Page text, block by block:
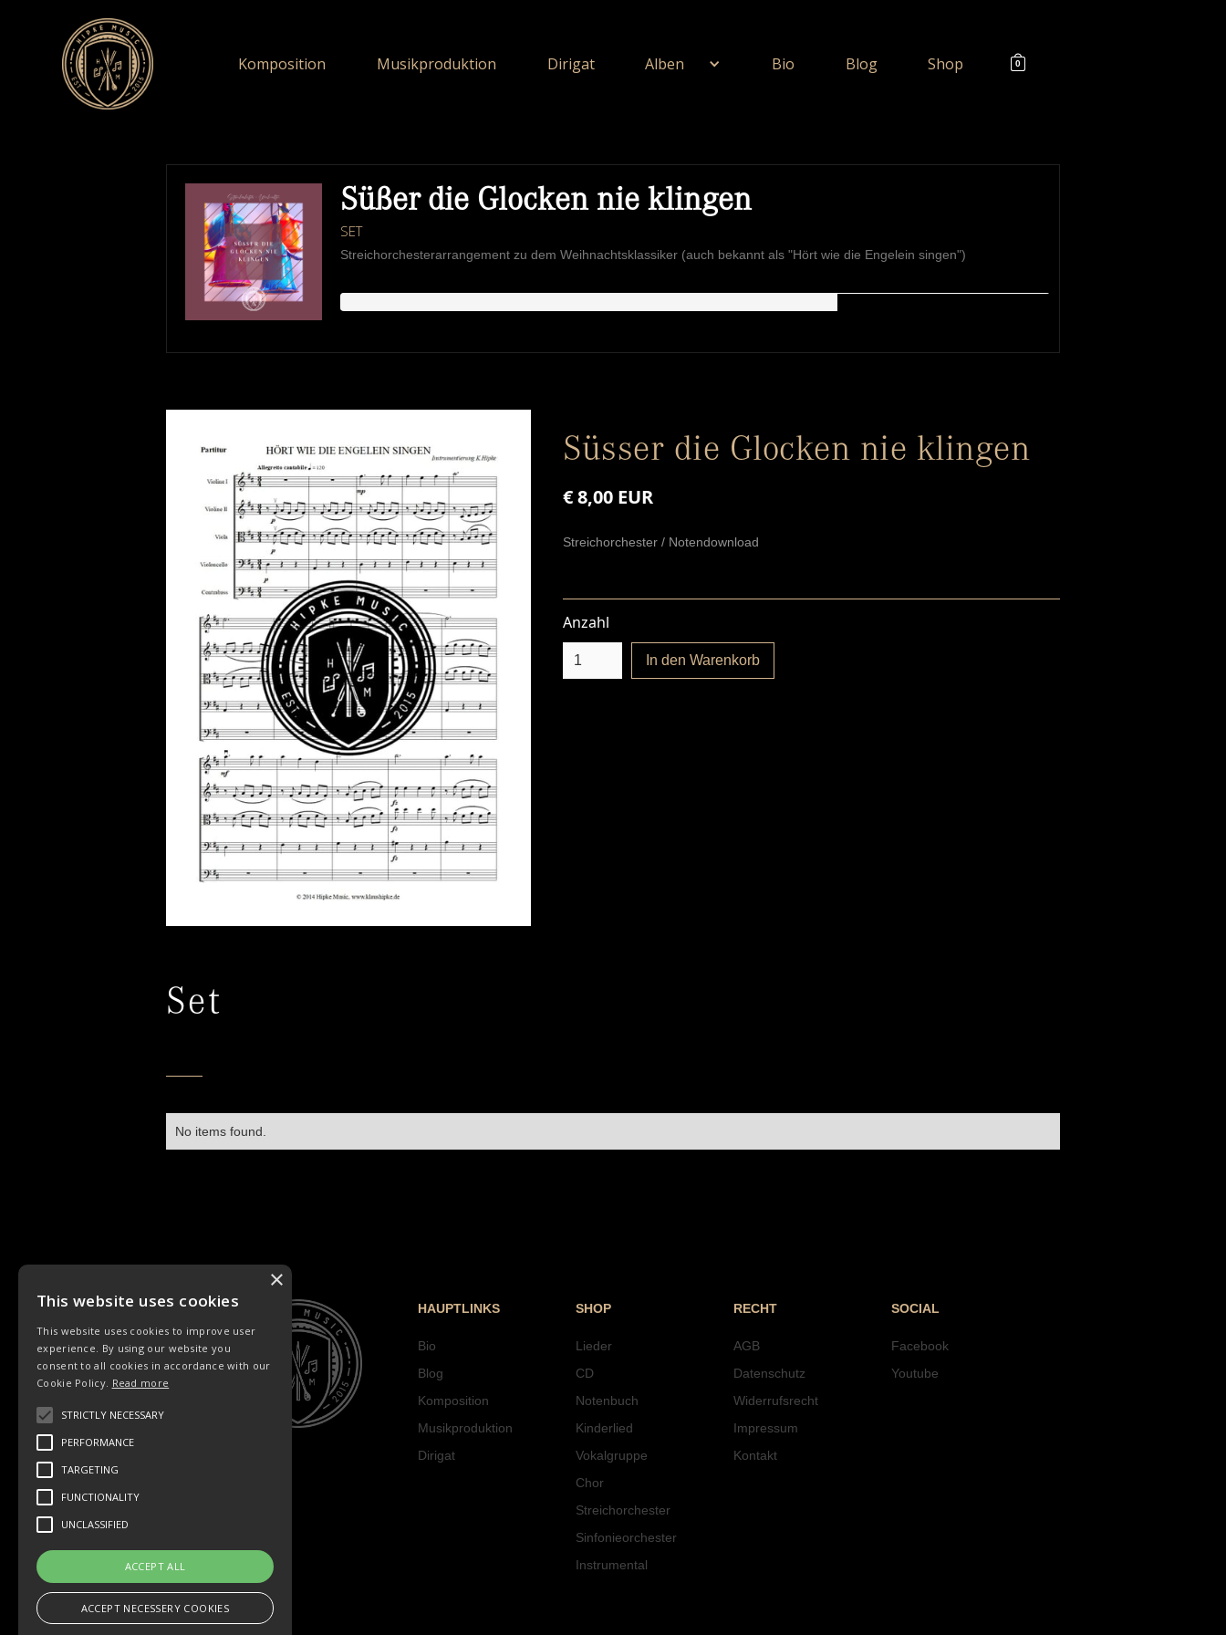
Komposition Musikproduktion Dirigat Alben Bio Blog Shop 0
Süßer die Glocken nie klingen
SET
Streichorchesterarrangement zu dem Weihnachtsklassiker (auch bekannt als "Hört wie die Engelein singen")
Süsser die Glocken nie klingen
€ 8,00 EUR
Streichorchester / Notendownload
Anzahl
Set
No items found.
HAUPTLINKS
Bio
Blog
Komposition
Musikproduktion
Dirigat
SHOP
Lieder
CD
Notenbuch
Kinderlied
Vokalgruppe
Chor
Streichorchester
Sinfonieorchester
Instrumental
RECHT
AGB
Datenschutz
Widerrufsrecht
Impressum
Kontakt
SOCIAL
Facebook
Youtube
This website uses cookies
This website uses cookies to improve user
experience. By using our website you
consent to all cookies in accordance with our
Cookie Policy. Read more
STRICTLY NECESSARY
PERFORMANCE
TARGETING
FUNCTIONALITY
UNCLASSIFIED
ACCEPT ALL
ACCEPT NECESSERY COOKIES
×